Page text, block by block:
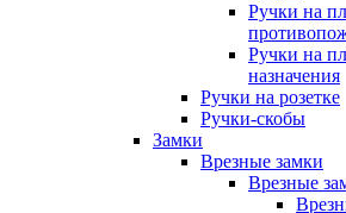
Ручки на
Ручки на
назначения
Ручки на розетке
Ручки-скобы
Замки
Врезные замки
Врезные